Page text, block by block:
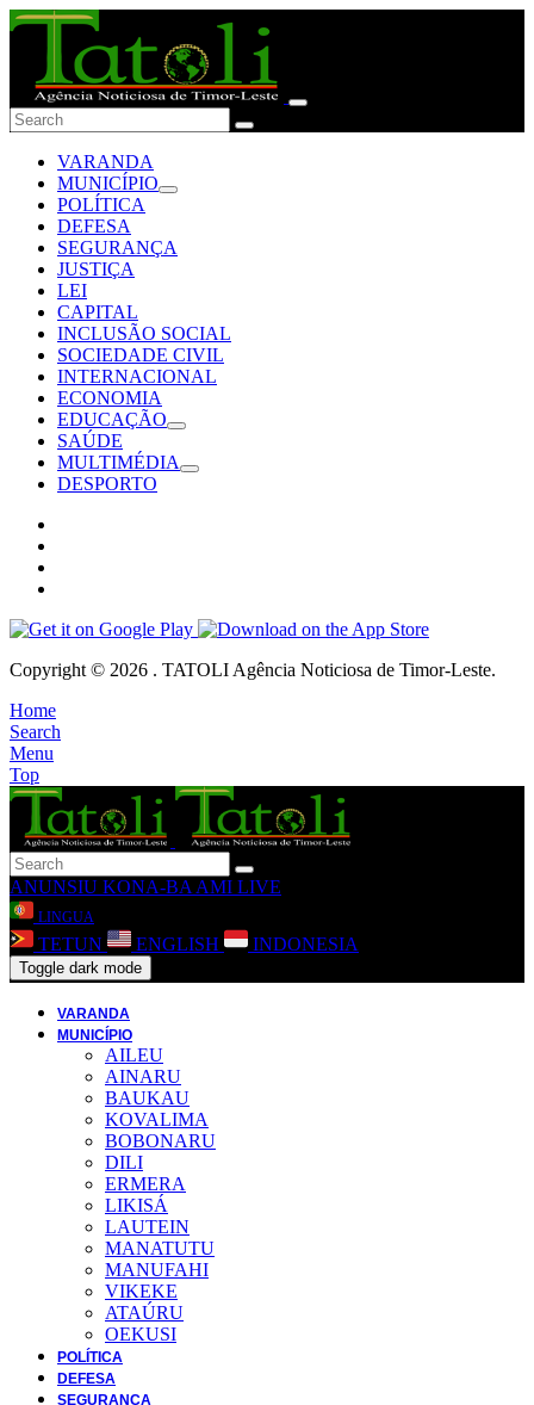
VARANDA
MUNICÍPIO
POLÍTICA
DEFESA
SEGURANÇA
JUSTIÇA
LEI
CAPITAL
INCLUSÃO SOCIAL
SOCIEDADE CIVIL
INTERNACIONAL
ECONOMIA
EDUCAÇÃO
SAÚDE
MULTIMÉDIA
DESPORTO
Copyright © 2026 . TATOLI Agência Noticiosa de Timor-Leste.
Home
Search
Menu
Top
ANUNSIU KONA-BA AMI LIVE
LINGUA
TETUN ENGLISH INDONESIA
Toggle dark mode
VARANDA
MUNICÍPIO
AILEU
AINARU
BAUKAU
KOVALIMA
BOBONARU
DILI
ERMERA
LIKISÁ
LAUTEIN
MANATUTU
MANUFAHI
VIKEKE
ATAÚRU
OEKUSI
POLÍTICA
DEFESA
SEGURANÇA